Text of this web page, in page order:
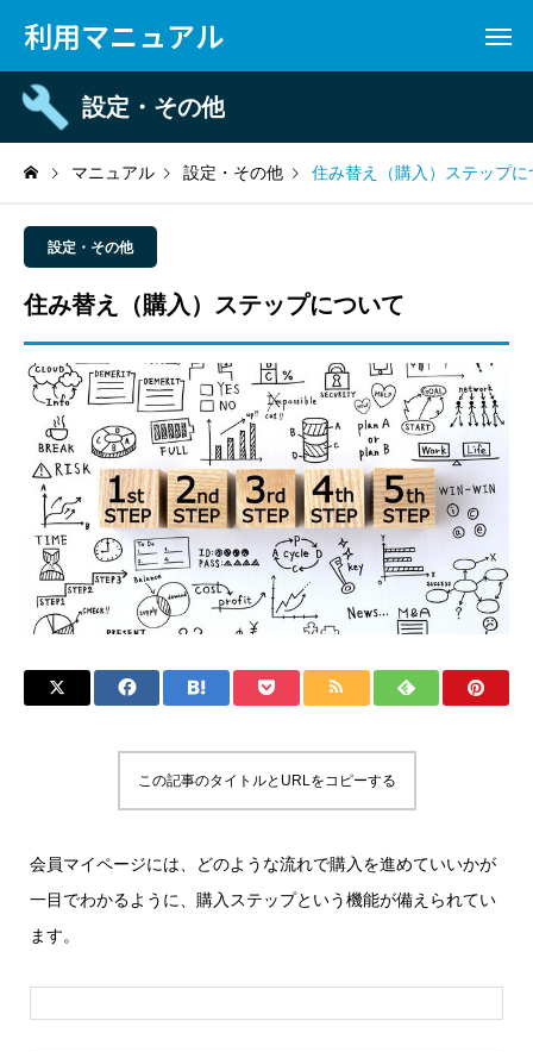
利用マニュアル
設定・その他
マニュアル 設定・その他 住み替え（購入）ステップに
設定・その他
住み替え（購入）ステップについて
この記事のタイトルとURLをコピーする
会員マイページには、どのような流れで購入を進めていいかが
一目でわかるように、購入ステップという機能が備えられてい
ます。